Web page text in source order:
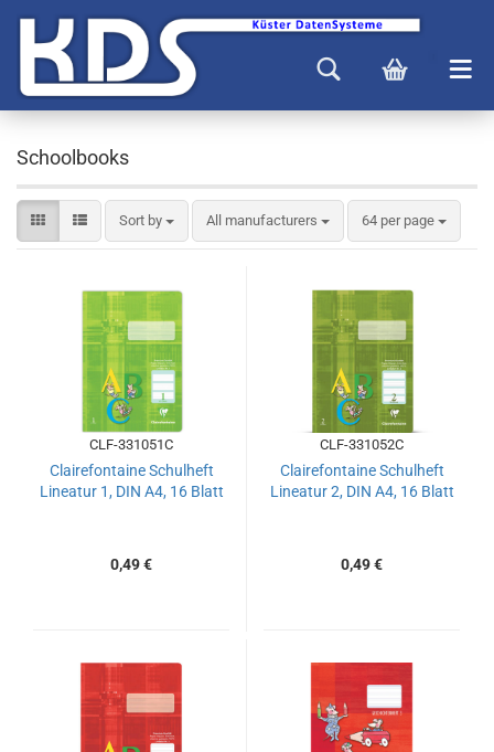
Schoolbooks
Sort by All manufacturers 64 per page
CLF-331051C
Clairefontaine Schulheft
Lineatur 1, DIN A4, 16 Blatt
0,49 €
CLF-331052C
Clairefontaine Schulheft
Lineatur 2, DIN A4, 16 Blatt
0,49 €